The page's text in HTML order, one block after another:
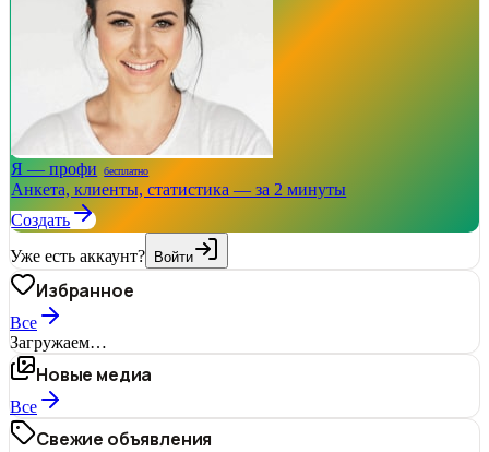
Я — профи бесплатно
Анкета, клиенты, статистика — за 2 минуты
Создать
Уже есть аккаунт? Войти
Избранное
Все
Загружаем…
Новые медиа
Все
Свежие объявления